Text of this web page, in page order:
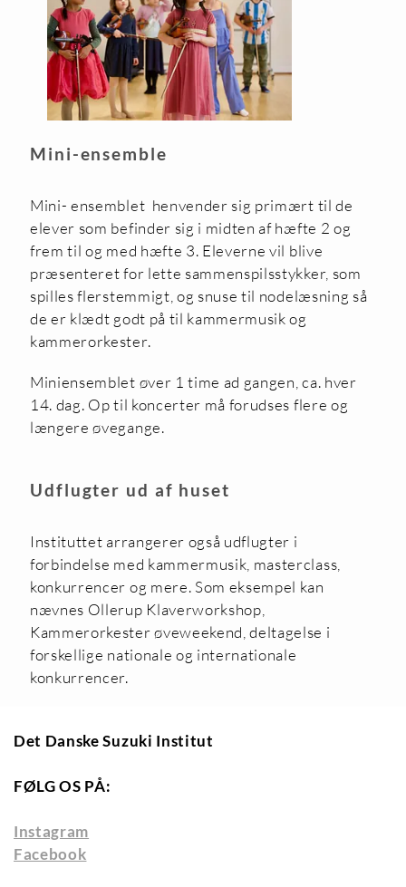
Mini-ensemble
Mini- ensemblet henvender sig primært til de
elever som befinder sig i midten af hæfte 2 og
frem til og med hæfte 3. Eleverne vil blive
præsenteret for lette sammenspilsstykker, som
spilles flerstemmigt, og snuse til nodelæsning så
de er klædt godt på til kammermusik og
kammerorkester.
Miniensemblet øver 1 time ad gangen, ca. hver
14. dag. Op til koncerter må forudses flere og
længere øvegange.
Udflugter ud af huset
Instituttet arrangerer også udflugter i
forbindelse med kammermusik, masterclass,
konkurrencer og mere. Som eksempel kan
nævnes Ollerup Klaverworkshop,
Kammerorkester øveweekend, deltagelse i
forskellige nationale og internationale
konkurrencer.
Det Danske Suzuki Institut
FØLG OS PÅ:
Instagram
Facebook